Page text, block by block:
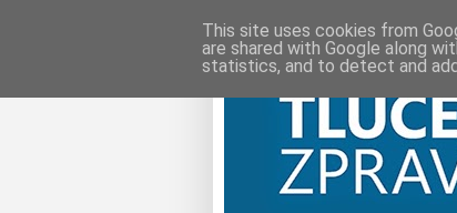
This site uses cookies from
are shared with Google along
statistics, and to detect and